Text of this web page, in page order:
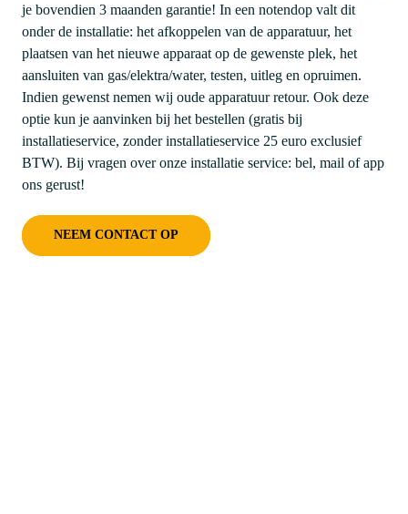
je bovendien 3 maanden garantie! In een notendop valt dit
onder de installatie: het afkoppelen van de apparatuur, het
plaatsen van het nieuwe apparaat op de gewenste plek, het
aansluiten van gas/elektra/water, testen, uitleg en opruimen.
Indien gewenst nemen wij oude apparatuur retour. Ook deze
optie kun je aanvinken bij het bestellen (gratis bij
installatieservice, zonder installatieservice 25 euro exclusief
BTW). Bij vragen over onze installatie service: bel, mail of app
ons gerust!
NEEM CONTACT OP